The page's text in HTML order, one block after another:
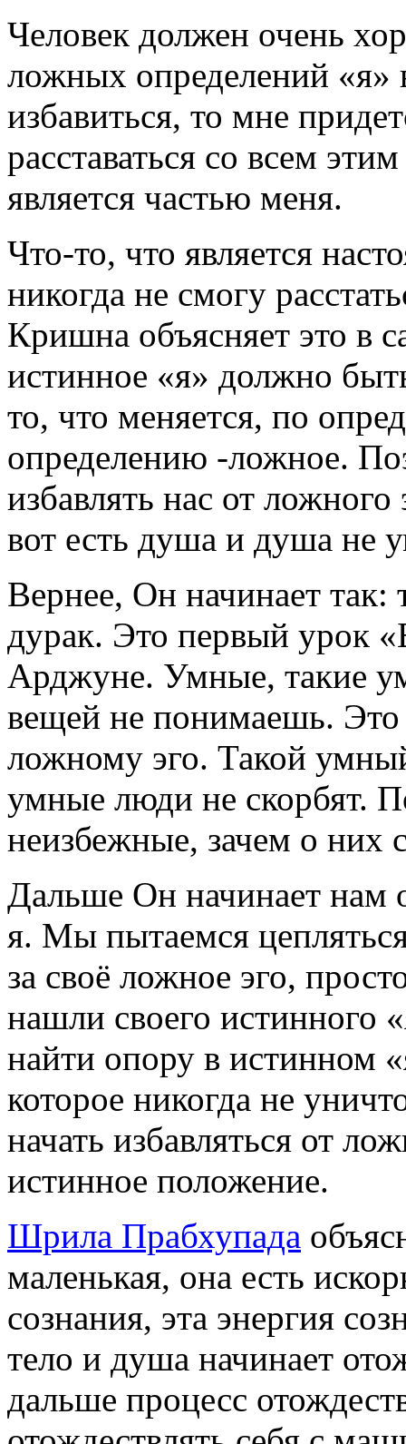
Человек должен очень
ложных определений «я»
избавиться, то мне
расставаться со всем
является частью меня.
Что-то, что является
никогда не смогу
Кришна объясняет это в
истинное «я» должно
то, что меняется, по
определению -ложное.
избавлять нас от
вот есть душа и душа не
Вернее, Он начинает
дурак. Это первый урок
Арджуне. Умные, такие
вещей не понимаешь.
ложному эго. Такой
умные люди не скорбят.
неизбежные, зачем о них
Дальше Он начинает нам
я. Мы пытаемся
за своё ложное эго,
нашли своего истинного
найти опору в истинном
которое никогда не
начать избавляться от
истинное положение.
Шрила Прабхупада
маленькая, она есть
сознания, эта энергия
тело и душа начинает
дальше процесс